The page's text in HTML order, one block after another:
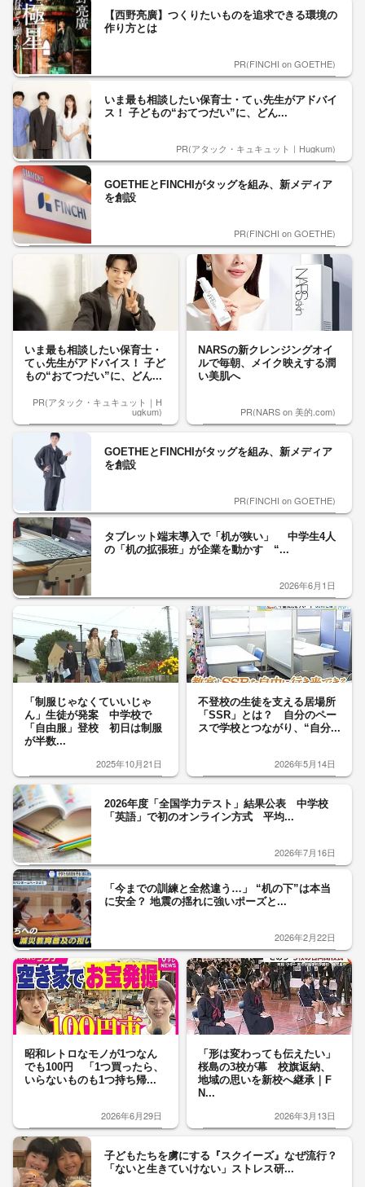
【西野亮廣】つくりたいものを追求できる環境の
作り方とは
PR(FINCHI on GOETHE)
いま最も相談したい保育士・てぃ先生がアドバイ
ス！ 子どもの“おてつだい”に、どん...
PR(アタック・キュキュット｜Hugkum)
GOETHEとFINCHIがタッグを組み、新メディア
を創設
PR(FINCHI on GOETHE)
いま最も相談したい保育士・
てぃ先生がアドバイス！ 子ど
もの“おてつだい”に、どん...
PR(アタック・キュキュット｜H
ugkum)
NARSの新クレンジングオイ
ルで毎朝、メイク映えする潤
い美肌へ
PR(NARS on 美的.com)
GOETHEとFINCHIがタッグを組み、新メディア
を創設
PR(FINCHI on GOETHE)
タブレット端末導入で「机が狭い」 中学生4人
の「机の拡張班」が企業を動かす “...
2026年6月1日
「制服じゃなくていいじゃ
ん」生徒が発案 中学校で
「自由服」登校 初日は制服
が半数...
2025年10月21日
不登校の生徒を支える居場所
「SSR」とは？ 自分のペー
スで学校とつながり、“自分...
2026年5月14日
2026年度「全国学力テスト」結果公表 中学校
「英語」で初のオンライン方式 平均...
2026年7月16日
「今までの訓練と全然違う…」 “机の下”は本当
に安全？ 地震の揺れに強いポーズと...
2026年2月22日
昭和レトロなモノが1つなん
でも100円 「1つ買ったら、
いらないものも1つ持ち帰...
2026年6月29日
「形は変わっても伝えたい」
桜島の3校が幕 校旗返納、
地域の思いを新校へ継承｜F
N...
2026年3月13日
子どもたちを虜にする『スクイーズ』なぜ流行？
「ないと生きていけない」ストレス研...